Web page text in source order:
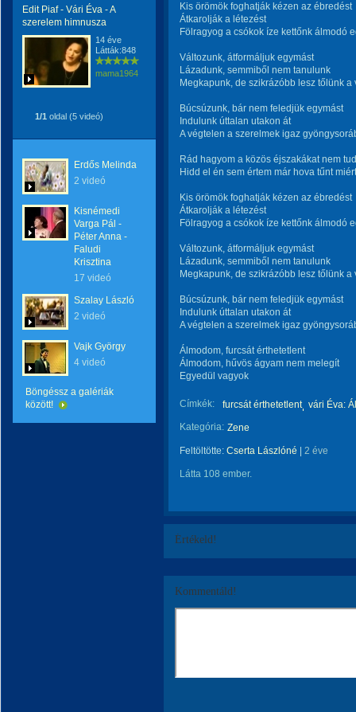
Edit Piaf - Vári Éva - A
szerelem himnusza
14 éve
Látták:848
mama1964
1/1 oldal (5 videó)
Erdős Melinda
2 videó
Kisnémedi
Varga Pál -
Péter Anna -
Faludi
Krisztina
17 videó
Szalay László
2 videó
Vajk György
4 videó
Böngéssz a galériák
között!
Kis örömök foghatják kézen az ébredést
Átkarolják a létezést
Fölragyog a csókok íze kettőnk álmodó
Változunk, átformáljuk egymást
Lázadunk, semmiből nem tanulunk
Megkapunk, de szikrázóbb lesz tőlünk a
Búcsúzunk, bár nem feledjük egymást
Indulunk úttalan utakon át
A végtelen a szerelmek igaz
Rád hagyom a közös éjszakákat nem
Hidd el én sem értem már hova tűnt
Kis örömök foghatják kézen az ébredést
Átkarolják a létezést
Fölragyog a csókok íze kettőnk álmodó
Változunk, átformáljuk egymást
Lázadunk, semmiből nem tanulunk
Megkapunk, de szikrázóbb lesz tőlünk a
Búcsúzunk, bár nem feledjük egymást
Indulunk úttalan utakon át
A végtelen a szerelmek igaz
Álmodom, furcsát érthetetlent
Álmodom, hűvös ágyam nem melegít
Egyedül vagyok
Címkék: furcsát érthetetlent vári Éva:
Kategória: Zene
Feltöltötte: Cserta Lászlóné 2 éve
Látta 108 ember.
Értékeld!
Kommentáld!